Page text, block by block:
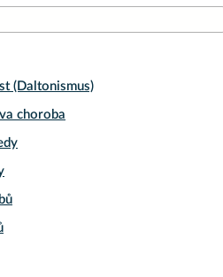
(Daltonismus)
choroba